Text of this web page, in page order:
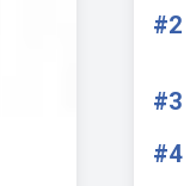
#2
#3
#4